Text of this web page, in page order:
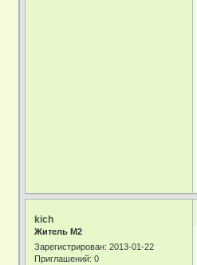
kich
Житель М2
Зарегистрирован: 2013-01-22
Приглашений: 0